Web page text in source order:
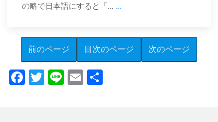
の略で日本語にすると「... ...
前のページ 目次のページ 次のページ
Facebook
Twitter
LineEmail